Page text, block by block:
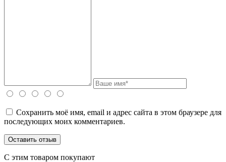
Сохранить моё имя, email и адрес сайта в этом браузере для
последующих моих комментариев.
C этим товаром покупают